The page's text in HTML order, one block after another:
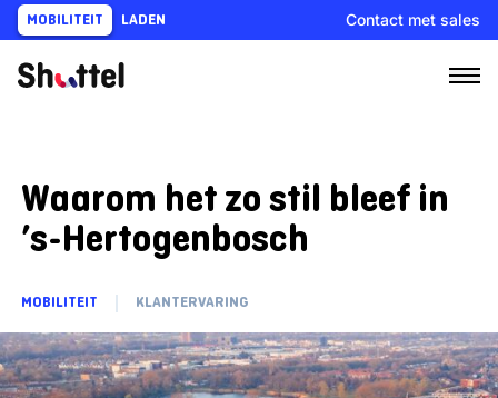
Ga
naar
content
MOBILITEIT LADEN Contact met sales
Waarom het zo stil bleef in
’s-Hertogenbosch
MOBILITEIT KLANTERVARING